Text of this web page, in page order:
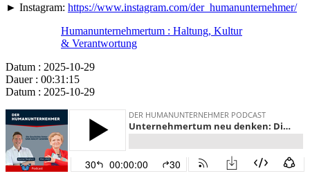
► Instagram: https://www.instagram.com/der_humanunternehmer/
Humanunternehmertum : Haltung, Kultur
& Verantwortung
Datum : 2025-10-29
Dauer : 00:31:15
Datum : 2025-10-29